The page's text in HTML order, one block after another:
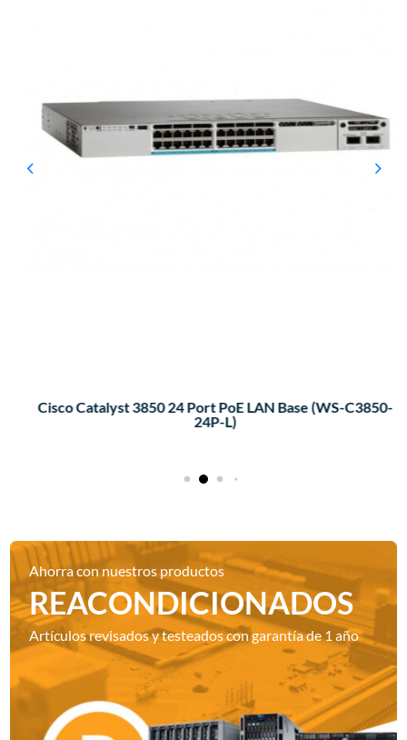
Cisco Catalyst 3850 24 Port PoE LAN Base (WS-C3850-
24P-L)
Ahorra con nuestros productos
REACONDICIONADOS
Artículos revisados y testeados con garantía de 1 año